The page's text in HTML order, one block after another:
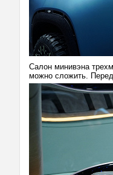
Салон минивэна
можно сложить.